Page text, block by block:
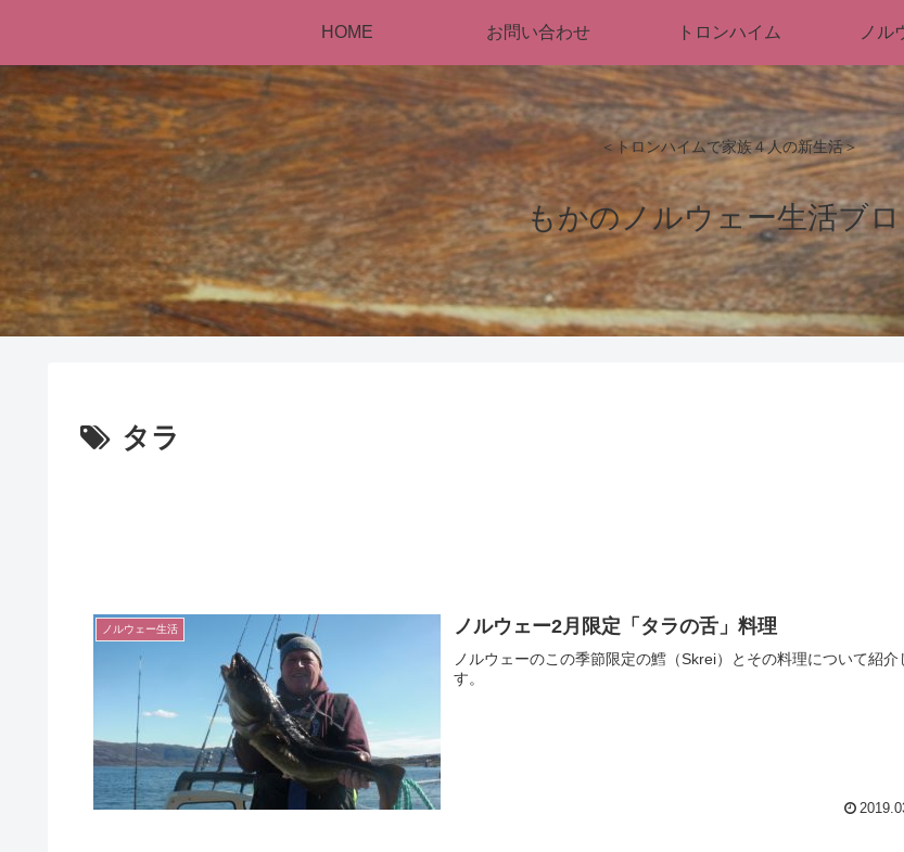
＜トロンハイムで家族４人の新生活＞
もかのノルウェー生活ブ
HOME お問い合わせ トロンハイム ノル
タラ
ノルウェー生活 ノルウェー2月限定「タラの舌」料理
ノルウェーのこの季節限定の鱈（Skrei）とその料理について紹介
す。